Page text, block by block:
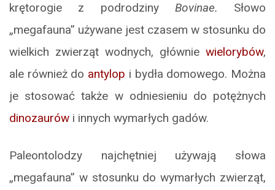
krętorogie z podrodziny Bovinae. Słowo
„megafauna” używane jest czasem w stosunku do
wielkich zwierząt wodnych, głównie wielorybów,
ale również do antylop i bydła domowego. Można
je stosować także w odniesieniu do potężnych
dinozaurów i innych wymarłych gadów.
Paleontolodzy najchętniej używają słowa
„megafauna” w stosunku do wymarłych zwierząt,